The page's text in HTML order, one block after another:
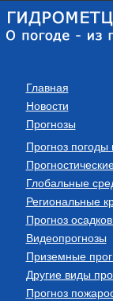
Главная
Новости
Прогнозы
Прогноз
Глобальные
Региональные
Прогноз
Видеопрогнозы
Приземные
Другие виды
Прогноз